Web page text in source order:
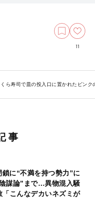
11
くら寿司で皿の投入口に置かれたピン
事
に“不満を持つ勢力”に
謀論”まで…異物混入騒
「こんなデカいネズミが